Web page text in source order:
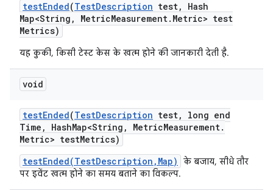
testEnded(TestDescription test,
Hash
Map<String , MetricMeasurement. Metric> test
Metrics)
यह कुकी, किसी टेस्ट केस के खत्म होने की जानकारी देती है.
void
testEnded(TestDescription test,
long end
Time , HashMap<String , MetricMeasurement.
Metric> testMetrics)
testEnded(TestDescription,Map)
के बजाय, सीधे तौर
पर इवेंट खत्म होने का समय बताने का विकल्प.